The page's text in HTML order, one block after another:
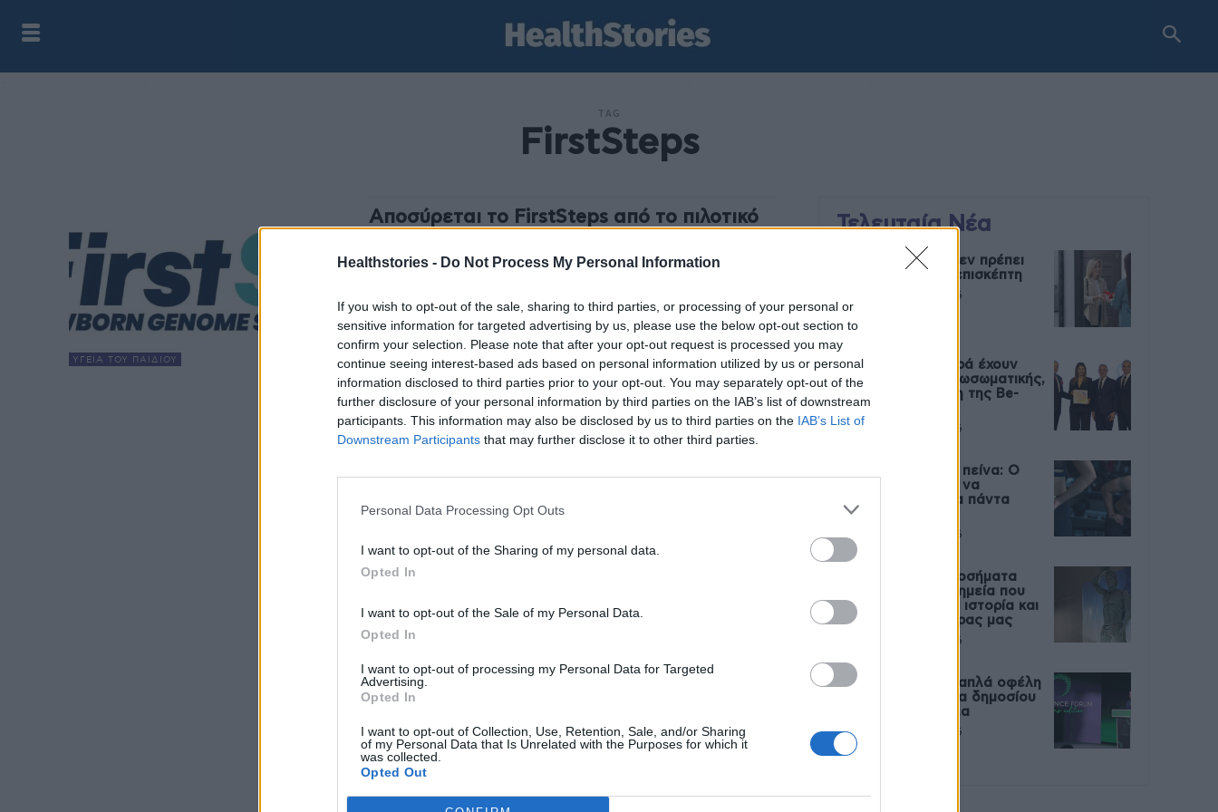
Healthstories - Do Not Process My Personal Information
If you wish to opt-out of the sale, sharing to third parties, or processing of your personal or
sensitive information for targeted advertising by us, please use the below opt-out section to
confirm your selection. Please note that after your opt-out request is processed you may
continue seeing interest-based ads based on personal information utilized by us or personal
information disclosed to third parties prior to your opt-out. You may separately opt-out of the
further disclosure of your personal information by third parties on the IAB’s list of downstream
participants. This information may also be disclosed by us to third parties on the IAB’s List of
Downstream Participants that may further disclose it to other third parties.
Personal Data Processing Opt Outs
I want to opt-out of the Sharing of my personal data.
Opted In
I want to opt-out of the Sale of my Personal Data.
Opted In
I want to opt-out of processing my Personal Data for Targeted
Advertising.
Opted In
I want to opt-out of Collection, Use, Retention, Sale, and/or Sharing
of my Personal Data that Is Unrelated with the Purposes for which it
was collected.
Opted Out
TAG
FirstSteps
ΥΓΕΊΑ ΤΟΥ ΠΑΙΔΙΟΎ
Αποσύρεται το FirstSteps από το πιλοτικό
HS Team - 12 Ιουνίου 2025
Σύμβασής του με το Υπουργείο Υγείας, που είχε στόχο την
επιστημονική και τεχνική υποστήριξη του Δημοσίου...
Τελευταία Νέα
9 πράγματα που δεν πρέπει
να λέτε σε έναν επισκέπτη
27 Φεβρουαρίου 2026
Πάνω από 100 μωρά έχουν
γεννηθεί μέσω εξωσωματικής,
με την υποστήριξη της Be-
Live
27 Φεβρουαρίου 2026
Μεταπροπονητική πείνα: Ο
λόγος που θέλεις να
καταβροχθίσεις τα πάντα
μετά την άσκηση
27 Φεβρουαρίου 2026
Ωρίων – Σπάνια νοσήματα
συνδέονται με μνημεία που
διαμόρφωσαν την ιστορία και
το πνεύμα της χώρας μας
27 Φεβρουαρίου 2026
Γεωργιάδης: Πολλαπλά οφέλη
από τη συνεργασία δημοσίου
και ιδιωτικού τομέα
27 Φεβρουαρίου 2026